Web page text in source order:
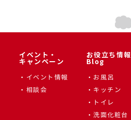
イベント・
キャンペーン
イベント情報
相談会
お役立ち情報
Blog
お風呂
キッチン
トイレ
洗面化粧台